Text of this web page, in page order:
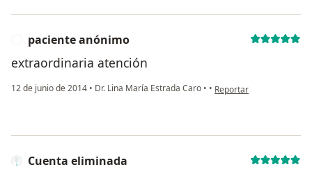
paciente anónimo
extraordinaria atención
12 de junio de 2014 • Dr. Lina María Estrada Caro • • en opinión del usuario
Reportar
Cuenta eliminada